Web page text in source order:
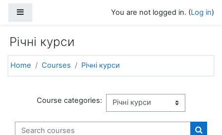
You are not logged in. (Log in)
Річні курси
Home Courses Річні курси
Course categories:
Search courses